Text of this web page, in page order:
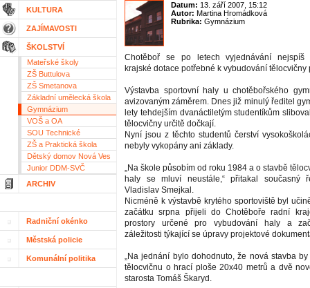
KULTURA
ZAJÍMAVOSTI
ŠKOLSTVÍ
Mateřské školy
ZŠ Buttulova
ZŠ Smetanova
Základní umělecká škola
Gymnázium
VOŠ a OA
SOU Technické
ZŠ a Praktická škola
Dětský domov Nová Ves
Junior DDM-SVČ
ARCHIV
Radniční okénko
Městská policie
Komunální politika
Datum: 13. září 2007, 15:12
Autor: Martina Hromádková
Rubrika: Gymnázium
Chotěboř se po letech vyjednávání nejspíš
krajské dotace potřebné k vybudování tělocvičny
Výstavba sportovní haly u chotěbořského
avizovaným záměrem. Dnes již minulý ředitel
lety tehdejším dvanáctiletým studentíkům
tělocvičny určitě dočkají.
Nyní jsou z těchto studentů čerství
nebyly vykopány ani základy.
„Na škole působím od roku 1984 a o stavbě
haly se mluví neustále,“ přitakal současný
Vladislav Smejkal.
Nicméně k výstavbě krytého sportoviště byl
začátku srpna přijeli do Chotěboře radní
prostory určené pro vybudování haly a
záležitosti týkající se úpravy projektové
„Na jednání bylo dohodnuto, že nová stavba
tělocvičnu o hrací ploše 20x40 metrů a dvě
starosta Tomáš Škaryd.